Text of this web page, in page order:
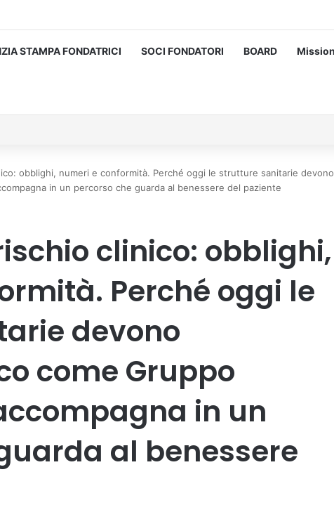
STAMPA FONDATRICI SOCI FONDATORI BOARD
obblighi, numeri e conformità. Perché oggi le strutture sanitarie devono
in un percorso che guarda al benessere del paziente
clinico: obblighi,
Perché oggi le
devono
come Gruppo
in un
al benessere